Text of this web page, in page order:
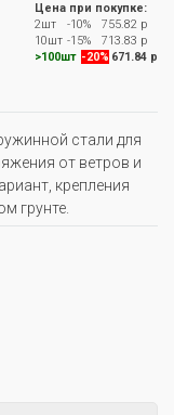
Цена при покупке:
2шт
-10%
755.82 р
10шт -15%
713.83 р
>100шт -20% 671.84 р
стали для
от ветров и
крепления
грунте.